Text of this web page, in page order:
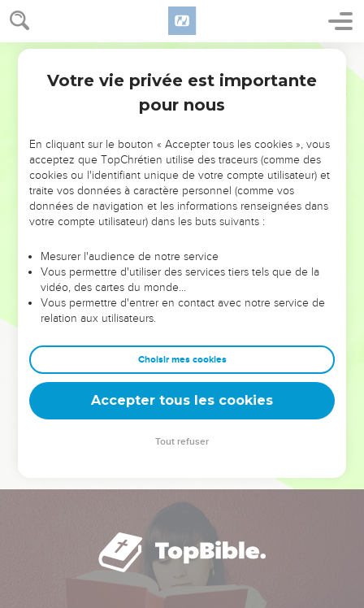
NE MANQUEZ PAS L’ÉVÉNEMENT
DE L’ANNÉE !
ET SI LEURS ERREURS POUVAIENT VOUS ÉVITER LES
VOTRES ?
leur foi ou leur vision. Mais on voit moins les doutes, les erreurs
et les saisons difficiles qu'ils ont traversés, alors même que ce
sont elles qui les ont façonnés.
Dans cette conférence, leaders, entrepreneurs, et responsables
clés pour avancer avec plus de sagesse afin que leurs erreurs
deviennent vos tremplins. Que vous guidiez un ministère, une
équipe, un groupe ou une famille, leur expérience est faite
Votre vie privée est importante
pour nous
En cliquant sur le bouton « Accepter tous les cookies », vous
acceptez que TopChrétien utilise des traceurs (comme des
cookies ou l'identifiant unique de votre compte utilisateur) et
traite vos données à caractère personnel (comme vos
données de navigation et les informations renseignées dans
votre compte utilisateur) dans les buts suivants :
Mesurer l'audience de notre service
Vous permettre d'utiliser des services tiers tels que de la
vidéo, des cartes du monde…
Vous permettre d'entrer en contact avec notre service de
relation aux utilisateurs.
Choisir mes cookies
Accepter tous les cookies
Tout refuser